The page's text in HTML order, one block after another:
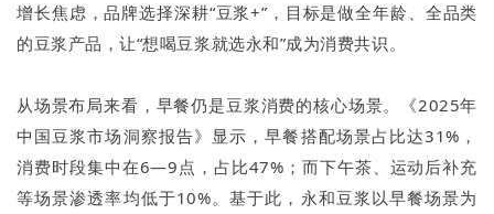
增长焦虑，品牌选择深耕“豆浆+”，目标是做全年龄、全品类
的豆浆产品，让“想喝豆浆就选永和”成为消费共识。
从场景布局来看，早餐仍是豆浆消费的核心场景。《2025年
中国豆浆市场洞察报告》显示，早餐搭配场景占比达31%，
消费时段集中在6—9点，占比47%；而下午茶、运动后补充
等场景渗透率均低于10%。基于此，永和豆浆以早餐场景为